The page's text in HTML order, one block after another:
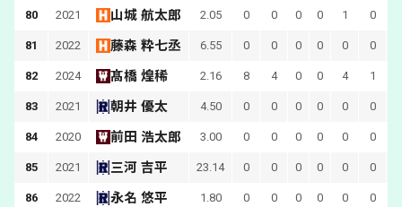
80 2021 山城 航太郎 2.05 0 0 0 0 1 0
81 2022 藤森 粋七丞 6.55 0 0 0 0 0 0
82 2024 髙橋 煌稀 2.16 8 4 0 0 4 1
83 2021 朝井 優太 4.50 0 0 0 0 0 0
84 2020 前田 浩太郎 3.00 0 0 0 0 0 0
85 2021 三河 吉平 23.14 0 0 0 0 0 0
86 2022 永名 悠平 1.80 0 0 0 0 0 0